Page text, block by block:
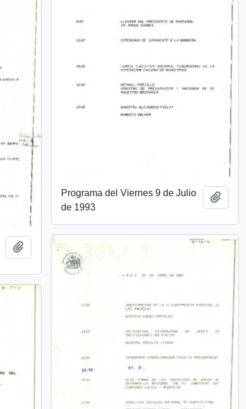
Programa del Viernes 9 de Julio
de 1993
Añadir al portapapeles